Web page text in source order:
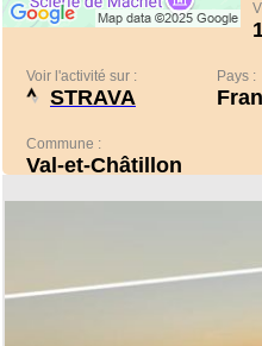
Voir l'activité sur :
STRAVA
Pays :
Commune :
Val-et-Châtillon